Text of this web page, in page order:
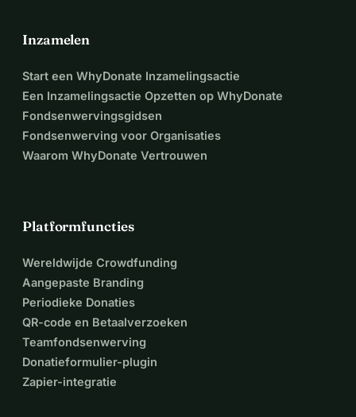
Inzamelen
Start een WhyDonate Inzamelingsactie
Een Inzamelingsactie Opzetten op WhyDonate
Fondsenwervingsgidsen
Fondsenwerving voor Organisaties
Waarom WhyDonate Vertrouwen
Platformfuncties
Wereldwijde Crowdfunding
Aangepaste Branding
Periodieke Donaties
QR-code en Betaalverzoeken
Teamfondsenwerving
Donatieformulier-plugin
Zapier-integratie